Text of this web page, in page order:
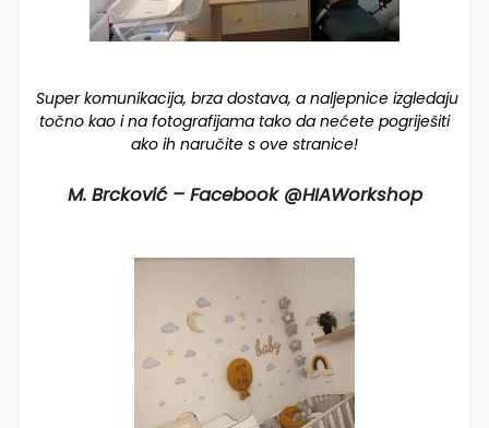
Super komunikacija, brza dostava, a naljepnice izgledaju
točno kao i na fotografijama tako da nećete pogriješiti
ako ih naručite s ove stranice!
M. Brcković – Facebook @HIAWorkshop